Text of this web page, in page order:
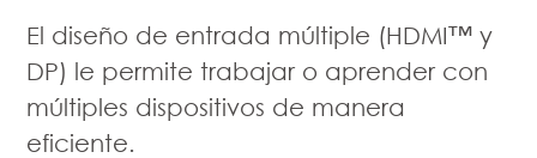
El diseño de entrada múltiple (HDMI™ y
DP) le permite trabajar o aprender con
múltiples dispositivos de manera
eficiente.